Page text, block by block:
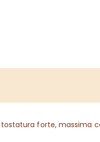
tostatura forte,